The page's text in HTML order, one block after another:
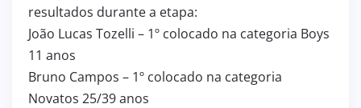
resultados durante a etapa:
João Lucas Tozelli – 1º colocado na categoria Boys
11 anos
Bruno Campos – 1º colocado na categoria
Novatos 25/39 anos